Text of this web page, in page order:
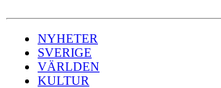
NYHETER
SVERIGE
VÄRLDEN
KULTUR